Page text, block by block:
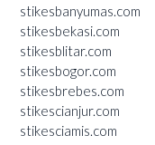
stikesbanyumas.com
stikesbekasi.com
stikesblitar.com
stikesbogor.com
stikesbrebes.com
stikescianjur.com
stikesciamis.com